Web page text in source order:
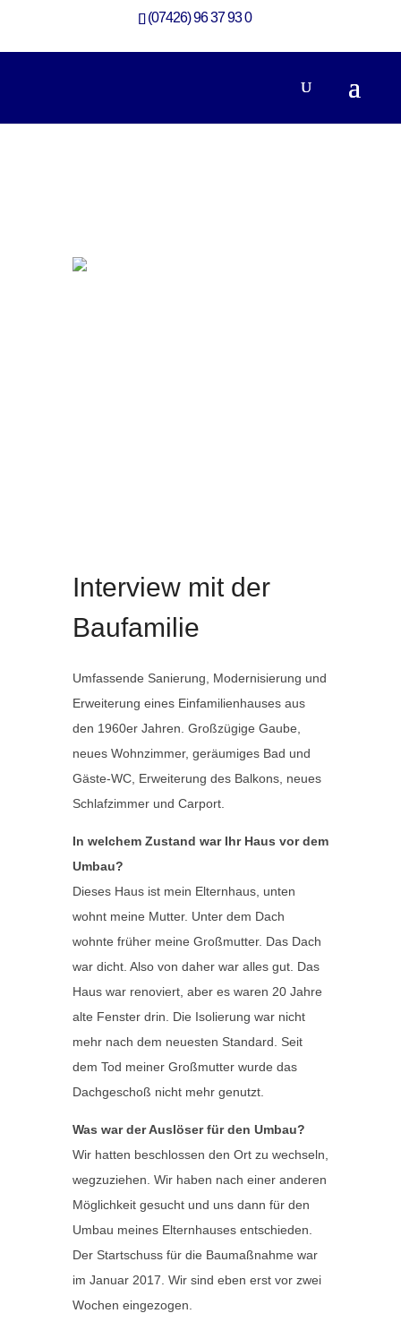
(07426) 96 37 93 0
Interview mit der
Baufamilie
Umfassende Sanierung, Modernisierung und
Erweiterung eines Einfamilienhauses aus
den 1960er Jahren. Großzügige Gaube,
neues Wohnzimmer, geräumiges Bad und
Gäste-WC, Erweiterung des Balkons, neues
Schlafzimmer und Carport.
In welchem Zustand war Ihr Haus vor dem
Umbau?
Dieses Haus ist mein Elternhaus, unten
wohnt meine Mutter. Unter dem Dach
wohnte früher meine Großmutter. Das Dach
war dicht. Also von daher war alles gut. Das
Haus war renoviert, aber es waren 20 Jahre
alte Fenster drin. Die Isolierung war nicht
mehr nach dem neuesten Standard. Seit
dem Tod meiner Großmutter wurde das
Dachgeschoß nicht mehr genutzt.
Was war der Auslöser für den Umbau?
Wir hatten beschlossen den Ort zu wechseln,
wegzuziehen. Wir haben nach einer anderen
Möglichkeit gesucht und uns dann für den
Umbau meines Elternhauses entschieden.
Der Startschuss für die Baumaßnahme war
im Januar 2017. Wir sind eben erst vor zwei
Wochen eingezogen.